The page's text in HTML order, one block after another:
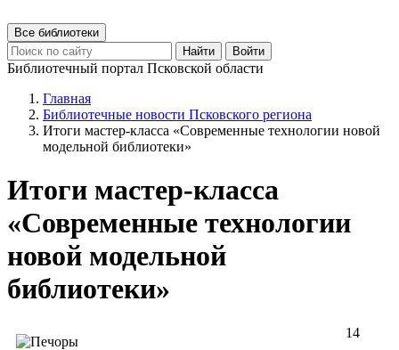
Все библиотеки
Найти
Войти
Библиотечный портал Псковской области
Главная
Библиотечные новости Псковского региона
Итоги мастер-класса «Современные технологии новой
модельной библиотеки»
Итоги мастер-класса
«Современные технологии
новой модельной
библиотеки»
14